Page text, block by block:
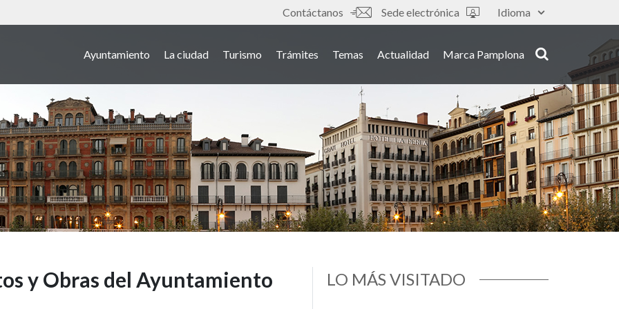
Idioma
Tools
Contáctanos Sede electrónica
Ayuntamiento La ciudad Turismo Trámites Temas Actualidad Marca Pamplona
y Obras del Ayuntamiento
LO MÁS VISITADO